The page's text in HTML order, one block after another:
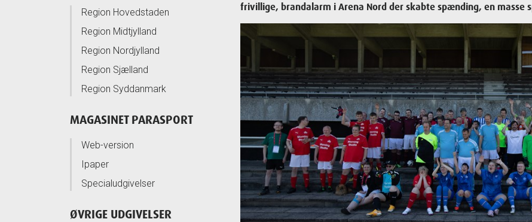
Region Hovedstaden
Region Midtjylland
Region Nordjylland
Region Sjælland
Region Syddanmark
MAGASINET PARASPORT
Web-version
Ipaper
Specialudgivelser
ØVRIGE UDGIVELSER
frivillige, brandalarm i Arena Nord der skabte spænding, en